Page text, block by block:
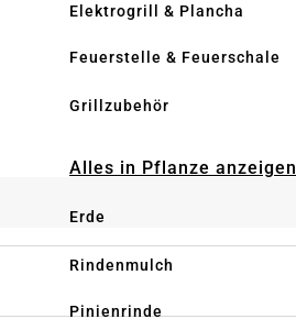
Elektrogrill & Plancha
Feuerstelle & Feuerschale
Grillzubehör
Alles in Pflanze anzeigen
Erde
Rindenmulch
Pinienrinde